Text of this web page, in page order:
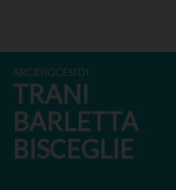
ARCIDIOCESI DI
TRANI
BARLETTA
BISCEGLIE